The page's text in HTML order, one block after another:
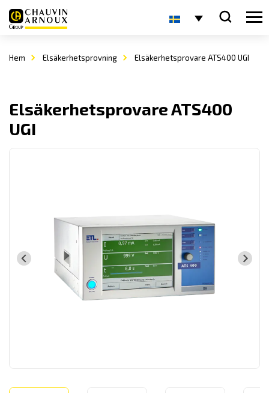
Hem Elsäkerhetsprovning Elsäkerhetsprovare ATS400 UGI
Elsäkerhetsprovare ATS400
UGI